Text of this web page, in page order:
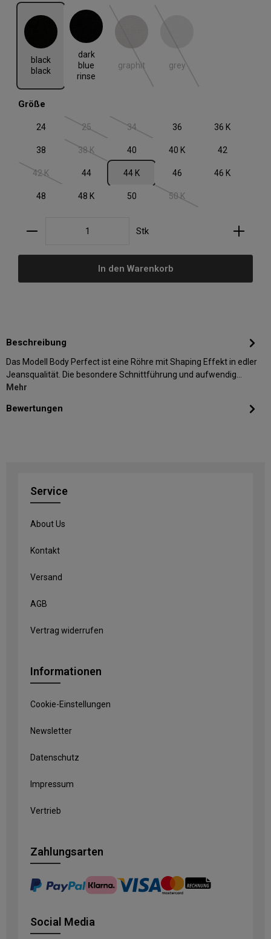
black
black
black black
dark
blue
rinse
dark blue rinse
graphit
graphit
(Diese Option ist zurzeit nicht verfügbar.)
grey
(Diese Option ist zurzeit
Größe
24 25(Diese Option ist zurzeit nicht verfügbar.)
34(Diese Option ist zurzeit nicht verfügbar.)
36 36 K
38 38 K(Diese Option ist zurzeit nicht verfügbar.)
40 40 K 42
42 K(Diese Option ist zurzeit nicht verfügbar.)
44 44 K 46 46 K
48 48 K 50 50 K(Diese Option ist zurzeit
Produkt Anzahl: Gib den gewünschten Wert ein
Stk
In den Warenkorb
Beschreibung
Das Modell Body Perfect ist eine Röhre mit Shaping Effekt in edler
Jeansqualität. Die besondere Schnittführung und aufwendig…
Mehr
Bewertungen
Service
About Us
Kontakt
Versand
AGB
Vertrag widerrufen
Informationen
Cookie-Einstellungen
Newsletter
Datenschutz
Impressum
Vertrieb
Zahlungsarten
Social Media